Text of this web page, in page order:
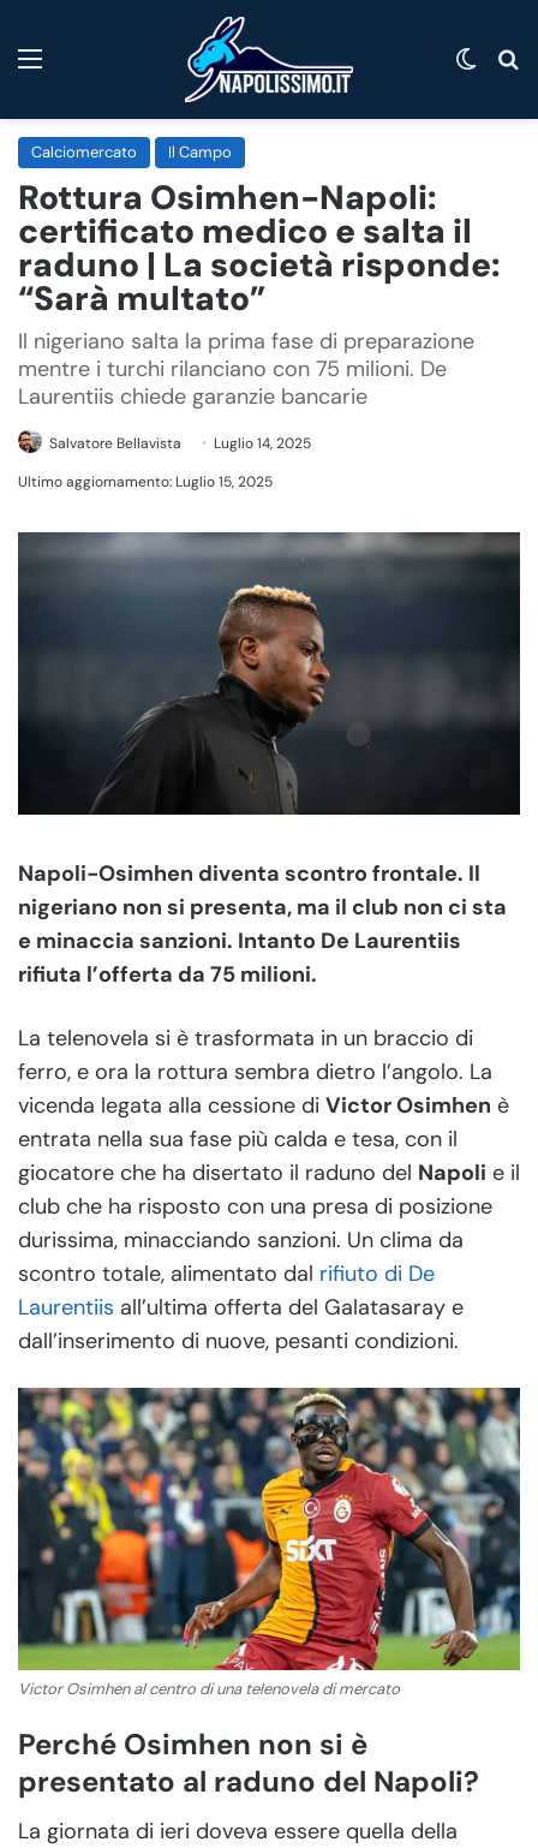
Calciomercato Il Campo
Rottura Osimhen-Napoli:
certificato medico e salta il
raduno | La società risponde:
“Sarà multato”
Il nigeriano salta la prima fase di preparazione
mentre i turchi rilanciano con 75 milioni. De
Laurentiis chiede garanzie bancarie
Salvatore Bellavista
Luglio 14, 2025
Ultimo aggiornamento: Luglio 15, 2025
Napoli-Osimhen diventa scontro frontale. Il
nigeriano non si presenta, ma il club non ci sta
e minaccia sanzioni. Intanto De Laurentiis
rifiuta l’offerta da 75 milioni.
La telenovela si è trasformata in un braccio di
ferro, e ora la rottura sembra dietro l’angolo. La
vicenda legata alla cessione di Victor Osimhen è
entrata nella sua fase più calda e tesa, con il
giocatore che ha disertato il raduno del Napoli e il
club che ha risposto con una presa di posizione
durissima, minacciando sanzioni. Un clima da
scontro totale, alimentato dal rifiuto di De
Laurentiis all’ultima offerta del Galatasaray e
dall’inserimento di nuove, pesanti condizioni.
Victor Osimhen al centro di una telenovela di mercato
Perché Osimhen non si è
presentato al raduno del Napoli?
La giornata di ieri doveva essere quella della